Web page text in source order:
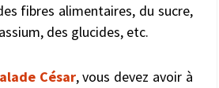
fibres alimentaires, du sucre,
des glucides, etc.
César, vous devez avoir à